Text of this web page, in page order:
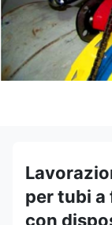
per tubi a
con